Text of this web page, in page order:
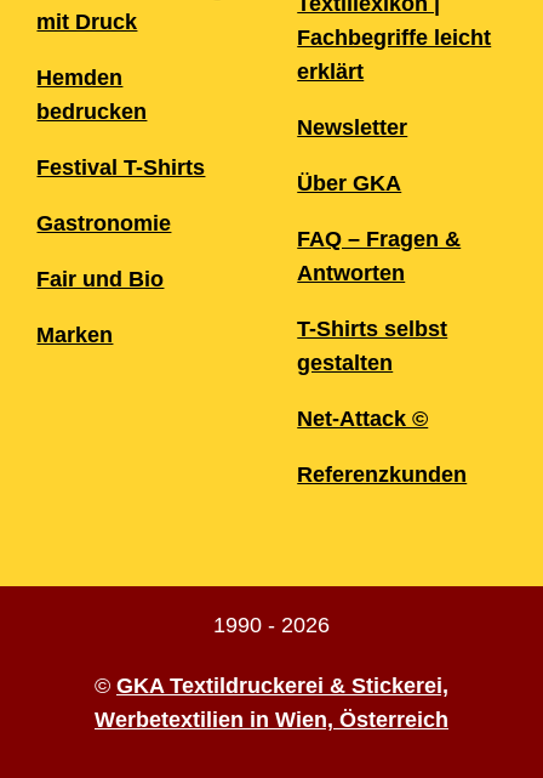
mit Druck
Hemden
bedrucken
Festival T-Shirts
Gastronomie
Fair und Bio
Marken
Fachbegriffe leicht
erklärt
Newsletter
Über GKA
FAQ – Fragen &
Antworten
T-Shirts selbst
gestalten
Net-Attack ©
Referenzkunden
1990 - 2026
© GKA Textildruckerei & Stickerei,
Werbetextilien in Wien, Österreich